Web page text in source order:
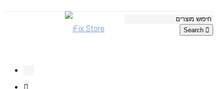
Search